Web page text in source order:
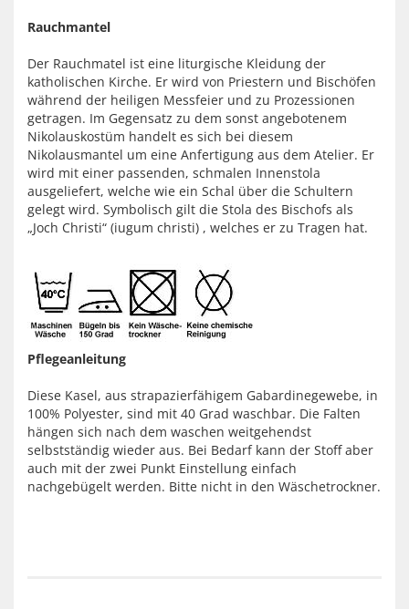
Rauchmantel
Der Rauchmatel ist eine liturgische Kleidung der
katholischen Kirche. Er wird von Priestern und Bischöfen
während der heiligen Messfeier und zu Prozessionen
getragen. Im Gegensatz zu dem sonst angebotenem
Nikolauskostüm handelt es sich bei diesem
Nikolausmantel um eine Anfertigung aus dem Atelier. Er
wird mit einer passenden, schmalen Innenstola
ausgeliefert, welche wie ein Schal über die Schultern
gelegt wird. Symbolisch gilt die Stola des Bischofs als
„Joch Christi“ (iugum christi) , welches er zu Tragen hat.
Pflegeanleitung
Diese Kasel, aus strapazierfähigem Gabardinegewebe, in
100% Polyester, sind mit 40 Grad waschbar. Die Falten
hängen sich nach dem waschen weitgehendst
selbstständig wieder aus. Bei Bedarf kann der Stoff aber
auch mit der zwei Punkt Einstellung einfach
nachgebügelt werden. Bitte nicht in den Wäschetrockner.